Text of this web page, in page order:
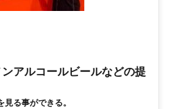
アルコールビールなどの提
る事ができる。